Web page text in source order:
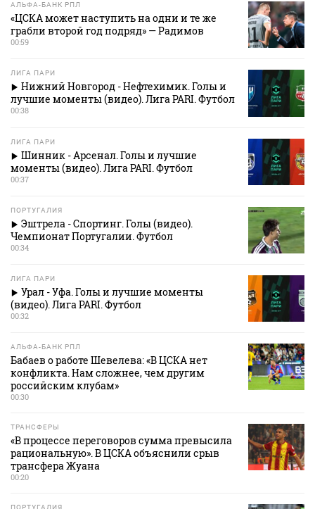
АЛЬФА-БАНК РПЛ
«ЦСКА может наступить на одни и те же
грабли второй год подряд» — Радимов
00:59
ЛИГА ПАРИ
Нижний Новгород - Нефтехимик. Голы и
лучшие моменты (видео). Лига PARI. Футбол
00:38
ЛИГА ПАРИ
Шинник - Арсенал. Голы и лучшие
моменты (видео). Лига PARI. Футбол
00:37
ПОРТУГАЛИЯ
Эштрела - Спортинг. Голы (видео).
Чемпионат Португалии. Футбол
00:34
ЛИГА ПАРИ
Урал - Уфа. Голы и лучшие моменты
(видео). Лига PARI. Футбол
00:32
АЛЬФА-БАНК РПЛ
Бабаев о работе Шевелева: «В ЦСКА нет
конфликта. Нам сложнее, чем другим
российским клубам»
00:30
ТРАНСФЕРЫ
«В процессе переговоров сумма превысила
рациональную». В ЦСКА объяснили срыв
трансфера Жуана
00:20
ПОРТУГАЛИЯ